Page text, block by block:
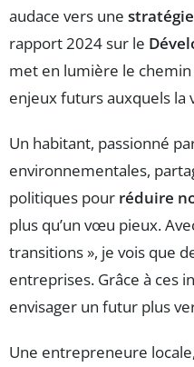
audace vers une
rapport 2024 sur le
met en lumière le
enjeux futurs auxquels la
Un habitant, passionné
environnementales,
politiques pour réduire
plus qu’un vœu pieux.
transitions », je vois que
entreprises. Grâce à ces
envisager un futur plus
Une entrepreneure